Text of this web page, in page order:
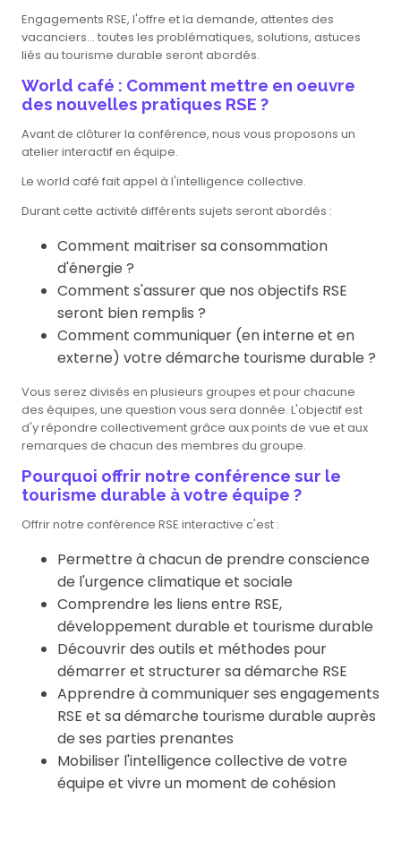
Engagements RSE, l'offre et la demande, attentes des
vacanciers... toutes les problématiques, solutions, astuces
liés au tourisme durable seront abordés.
World café : Comment mettre en oeuvre
des nouvelles pratiques RSE ?
Avant de clôturer la conférence, nous vous proposons un
atelier interactif en équipe.
Le world café fait appel à l'intelligence collective.
Durant cette activité différents sujets seront abordés :
Comment maitriser sa consommation
d'énergie ?
Comment s'assurer que nos objectifs RSE
seront bien remplis ?
Comment communiquer (en interne et en
externe) votre démarche tourisme durable ?
Vous serez divisés en plusieurs groupes et pour chacune
des équipes, une question vous sera donnée. L'objectif est
d'y répondre collectivement grâce aux points de vue et aux
remarques de chacun des membres du groupe.
Pourquoi offrir notre conférence sur le
tourisme durable à votre équipe ?
Offrir notre conférence RSE interactive c'est :
Permettre à chacun de prendre conscience
de l'urgence climatique et sociale
Comprendre les liens entre RSE,
développement durable et tourisme durable
Découvrir des outils et méthodes pour
démarrer et structurer sa démarche RSE
Apprendre à communiquer ses engagements
RSE et sa démarche tourisme durable auprès
de ses parties prenantes
Mobiliser l'intelligence collective de votre
équipe et vivre un moment de cohésion